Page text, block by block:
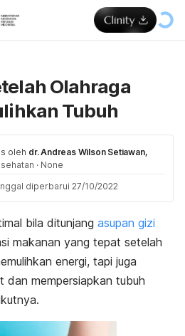
Olahraga
Tubuh
oleh dr. Andreas Wilson Setiawan,
· None
diperbarui 27/10/2022
bila ditunjang asupan gizi
makanan yang tepat setelah
energi, tapi juga
dan mempersiapkan tubuh